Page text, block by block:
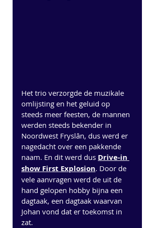
Het trio verzorgde de muzikale
omlijsting en het geluid op
steeds meer feesten, de mannen
werden steeds bekender in
Noordwest Fryslân, dus werd er
nagedacht over een pakkende
naam. En dit werd dus Drive-in
show First Explosion. Door de
vele aanvragen werd de uit de
hand gelopen hobby bijna een
dagtaak, een dagtaak waarvan
Johan vond dat er toekomst in
zat.